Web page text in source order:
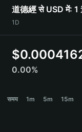
Português (Portugal)
Bahasa Indonesia
Español
道德經 से USD में: 1
1D
$
0.00%
समय 1m 5m 15m